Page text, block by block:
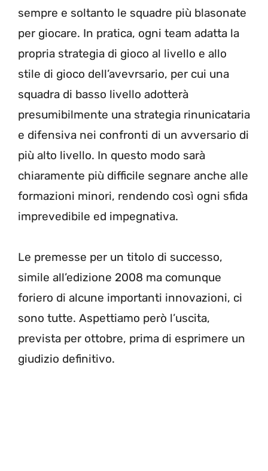
sempre e soltanto le squadre più blasonate
per giocare. In pratica, ogni team adatta la
propria strategia di gioco al livello e allo
stile di gioco dell’avevrsario, per cui una
squadra di basso livello adotterà
presumibilmente una strategia rinunicataria
e difensiva nei confronti di un avversario di
più alto livello. In questo modo sarà
chiaramente più difficile segnare anche alle
formazioni minori, rendendo così ogni sfida
imprevedibile ed impegnativa.
Le premesse per un titolo di successo,
simile all’edizione 2008 ma comunque
foriero di alcune importanti innovazioni, ci
sono tutte. Aspettiamo però l’uscita,
prevista per ottobre, prima di esprimere un
giudizio definitivo.